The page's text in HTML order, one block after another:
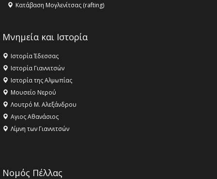
Κατάβαση Μογλενίτσας (rafting)
Μνημεία και Ιστορία
Ιστορία Έδεσσας
Ιστορία Γιαννιτσών
Ιστορία της Αλμωπίας
Μουσείο Νερού
Λουτρό Μ. Αλεξάνδρου
Αγιος Αθανάσιος
Λίμνη των Γιαννιτσών
Νομός Πέλλας